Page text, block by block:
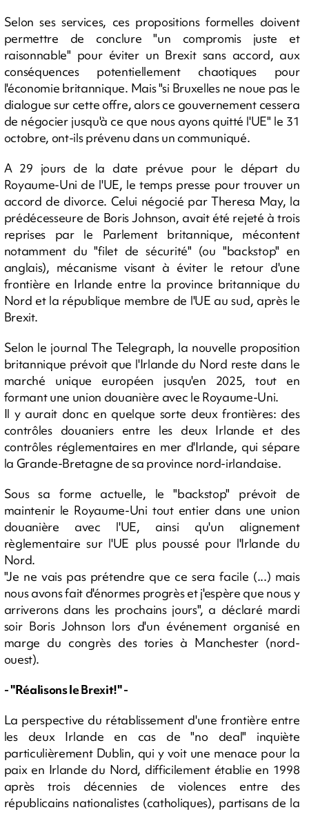
Selon ses services, ces propositions formelles doivent
permettre de conclure "un compromis juste et
raisonnable" pour éviter un Brexit sans accord, aux
conséquences potentiellement chaotiques pour
l'économie britannique. Mais "si Bruxelles ne noue pas le
dialogue sur cette offre, alors ce gouvernement cessera
de négocier jusqu'à ce que nous ayons quitté l'UE" le 31
octobre, ont-ils prévenu dans un communiqué.
A 29 jours de la date prévue pour le départ du
Royaume-Uni de l'UE, le temps presse pour trouver un
accord de divorce. Celui négocié par Theresa May, la
prédécesseure de Boris Johnson, avait été rejeté à trois
reprises par le Parlement britannique, mécontent
notamment du "filet de sécurité" (ou "backstop" en
anglais), mécanisme visant à éviter le retour d'une
frontière en Irlande entre la province britannique du
Nord et la république membre de l'UE au sud, après le
Brexit.
Selon le journal The Telegraph, la nouvelle proposition
britannique prévoit que l'Irlande du Nord reste dans le
marché unique européen jusqu'en 2025, tout en
formant une union douanière avec le Royaume-Uni.
Il y aurait donc en quelque sorte deux frontières: des
contrôles douaniers entre les deux Irlande et des
contrôles réglementaires en mer d'Irlande, qui sépare
la Grande-Bretagne de sa province nord-irlandaise.
Sous sa forme actuelle, le "backstop" prévoit de
maintenir le Royaume-Uni tout entier dans une union
douanière avec l'UE, ainsi qu'un alignement
règlementaire sur l'UE plus poussé pour l'Irlande du
Nord.
"Je ne vais pas prétendre que ce sera facile (...) mais
nous avons fait d'énormes progrès et j'espère que nous y
arriverons dans les prochains jours", a déclaré mardi
soir Boris Johnson lors d'un événement organisé en
marge du congrès des tories à Manchester (nord-
ouest).
- "Réalisons le Brexit!" -
La perspective du rétablissement d'une frontière entre
les deux Irlande en cas de "no deal" inquiète
particulièrement Dublin, qui y voit une menace pour la
paix en Irlande du Nord, difficilement établie en 1998
après trois décennies de violences entre des
républicains nationalistes (catholiques), partisans de la